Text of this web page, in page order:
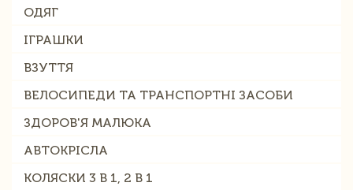
ОДЯГ
ІГРАШКИ
ВЗУТТЯ
ВЕЛОСИПЕДИ ТА ТРАНСПОРТНІ ЗАСОБИ
ЗДОРОВ'Я МАЛЮКА
АВТОКРІСЛА
КОЛЯСКИ 3 В 1, 2 В 1